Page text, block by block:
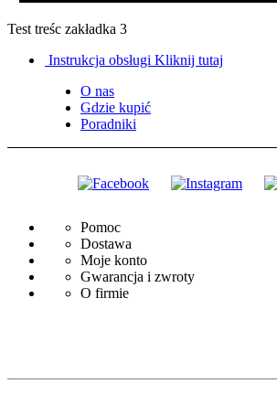
Test treśc zakładka 3
Instrukcja obsługi Kliknij tutaj
O nas
Gdzie kupić
Poradniki
Pomoc
Dostawa
Moje konto
Gwarancja i zwroty
O firmie